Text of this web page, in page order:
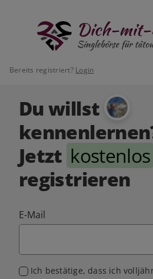
Bereits registriert? Login
Du willst
Jetzt kostenlos
registrieren
E-Mail
Ich bestätige, dass ich